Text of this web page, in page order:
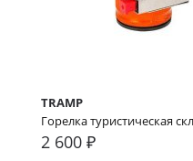
TRAMP
Горелка туристическая
2 600 ₽